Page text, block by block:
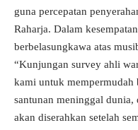
guna percepatan
Raharja. Dalam
berbelasungkawa atas
“Kunjungan survey ahli
kami untuk mempermudah
santunan meninggal dunia,
akan diserahkan setelah